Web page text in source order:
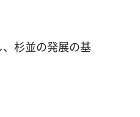
杉並の発展の基